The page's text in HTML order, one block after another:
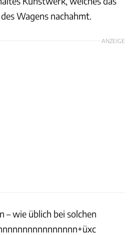
Wagens nachahmt.
ANZEIGE
– wie üblich bei solchen